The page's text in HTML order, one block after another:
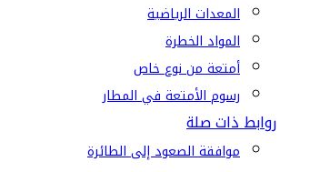
المعدات الرياضية
المواد الخطرة
أمتعة من نوع خاص
رسوم الأمتعة في المطار
روابط ذات صلة
موافقة الصعود إلى الطائرة